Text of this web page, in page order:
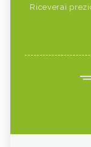
Riceverai